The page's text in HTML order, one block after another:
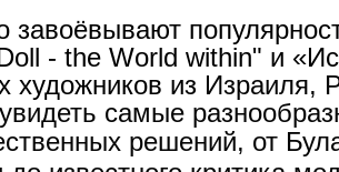
завоёвывают
- the World within" и
художников из Израиля,
самые
решений, от